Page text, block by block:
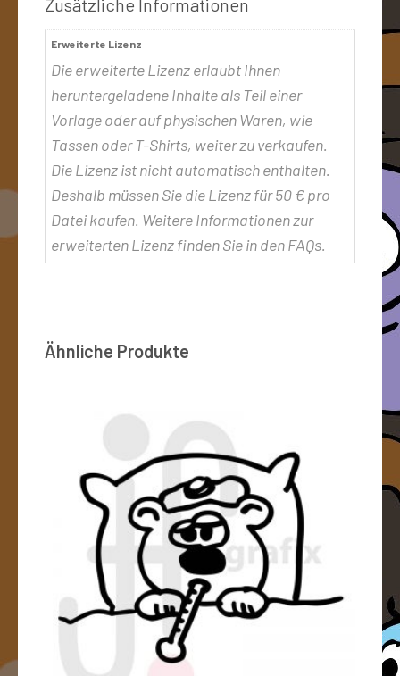
Zusätzliche Informationen
Erweiterte Lizenz
Die erweiterte Lizenz erlaubt Ihnen
heruntergeladene Inhalte als Teil einer
Vorlage oder auf physischen Waren, wie
Tassen oder T-Shirts, weiter zu verkaufen.
Die Lizenz ist nicht automatisch enthalten.
Deshalb müssen Sie die Lizenz für 50 € pro
Datei kaufen. Weitere Informationen zur
erweiterten Lizenz finden Sie in den FAQs.
Ähnliche Produkte